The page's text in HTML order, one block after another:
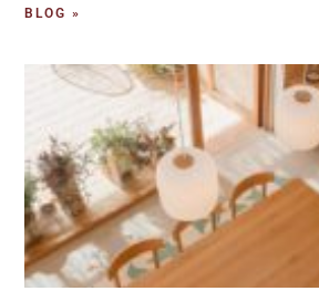
BLOG »